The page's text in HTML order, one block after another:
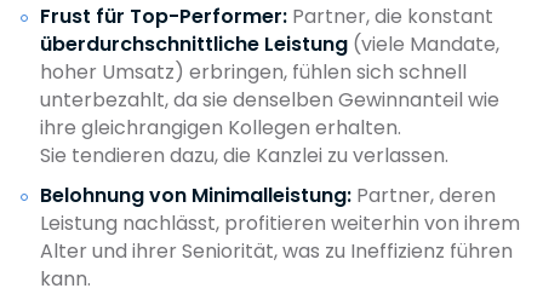
Frust für Top-Performer: Partner, die konstant
überdurchschnittliche Leistung (viele Mandate,
hoher Umsatz) erbringen, fühlen sich schnell
unterbezahlt, da sie denselben Gewinnanteil wie
ihre gleichrangigen Kollegen erhalten.
Sie tendieren dazu, die Kanzlei zu verlassen.
Belohnung von Minimalleistung: Partner, deren
Leistung nachlässt, profitieren weiterhin von ihrem
Alter und ihrer Seniorität, was zu Ineffizienz führen
kann.